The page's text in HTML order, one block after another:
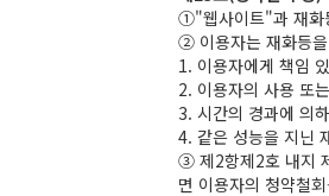
①"웹사이트"과 재화
② 이용자는 재화등
1. 이용자에게 책임
2. 이용자의 사용 또
3. 시간의 경과에 의
4. 같은 성능을 지닌
③ 제2항제2호 내지
면 이용자의 청약철